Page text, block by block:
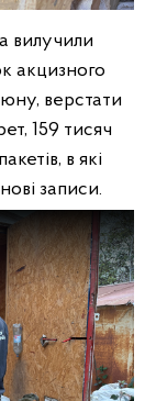
вилучили
акцизного
верстати
159 тисяч
в які
записи.